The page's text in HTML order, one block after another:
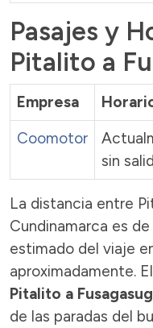
Pasajes y
Pitalito a
Empresa
Coomotor
sin
La distancia entre
Cundinamarca es
estimado del viaje
aproximadamente.
Pitalito a
de las paradas del